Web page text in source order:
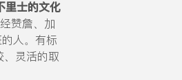
里士的文化
赞詹、加
人。有标
、灵活的取